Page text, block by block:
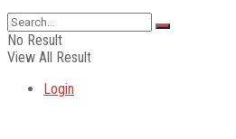
No Result
View All Result
Login